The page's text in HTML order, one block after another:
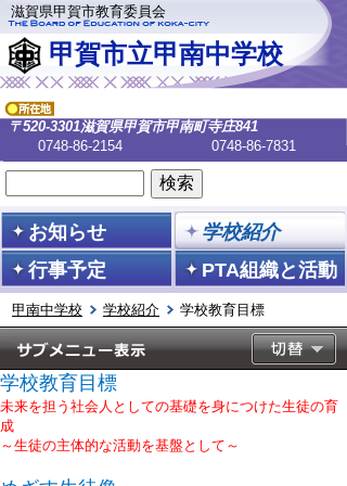
滋賀県甲賀市教育委員会
甲賀市立甲南中学校
〒520-3301滋賀県甲賀市甲南町寺庄841
0748-86-2154
0748-86-7831
お知らせ
学校紹介
行事予定
PTA組織と活動
甲南中学校 学校紹介 学校教育目標
学校教育目標
未来を担う社会人としての基礎を身につけた生徒の育
成
～生徒の主体的な活動を基盤として～